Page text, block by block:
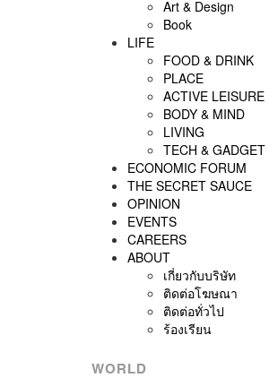
Art & Design
Book
LIFE
FOOD & DRINK
PLACE
ACTIVE LEISURE
BODY & MIND
LIVING
TECH & GADGET
ECONOMIC FORUM
THE SECRET SAUCE​
OPINION
EVENTS
CAREERS
ABOUT
เกี่ยวกับบริษัท
ติดต่อโฆษณา
ติดต่อทั่วไป
ร้องเรียน
WORLD